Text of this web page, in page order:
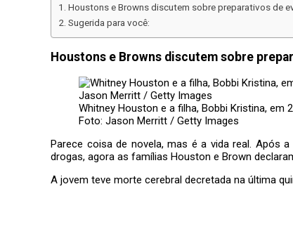
Houstons e Browns discutem sobre preparativos de
Sugerida para você:
Houstons e Browns discutem sobre
Whitney Houston e a filha, Bobbi Kristina, em
Foto: Jason Merritt / Getty Images
Parece coisa de novela, mas é a vida real. Após
drogas, agora as famílias Houston e Brown
A jovem teve morte cerebral decretada na última